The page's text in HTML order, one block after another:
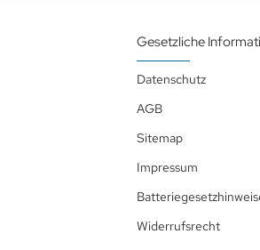
Gesetzliche
Datenschutz
AGB
Sitemap
Impressum
Widerrufsrecht